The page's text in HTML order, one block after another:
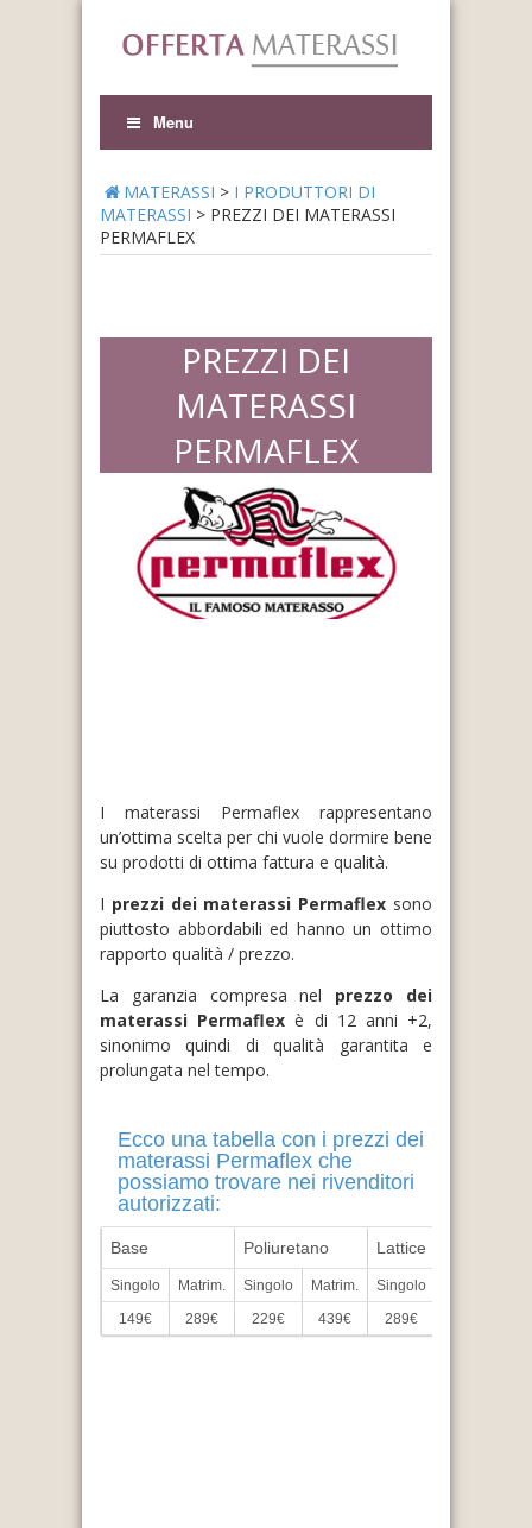
Menu
MATERASSI > I PRODUTTORI DI
MATERASSI > PREZZI DEI MATERASSI
PERMAFLEX
PREZZI DEI
MATERASSI
PERMAFLEX
I materassi Permaflex rappresentano
un’ottima scelta per chi vuole dormire bene
su prodotti di ottima fattura e qualità.
I prezzi dei materassi Permaflex sono
piuttosto abbordabili ed hanno un ottimo
rapporto qualità / prezzo.
La garanzia compresa nel prezzo dei
materassi Permaflex è di 12 anni +2,
sinonimo quindi di qualità garantita e
prolungata nel tempo.
Ecco una tabella con i prezzi dei
materassi Permaflex che
possiamo trovare nei rivenditori
autorizzati:
Base Poliuretano Lattice
Singolo Matrim. Singolo Matrim. Singolo
149€
289€ 229€ 439€ 289€